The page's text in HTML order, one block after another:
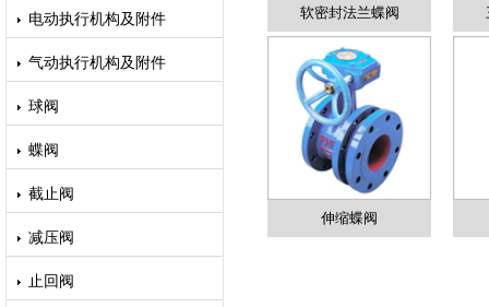
电动执行机构及附件
气动执行机构及附件
球阀
蝶阀
截止阀
减压阀
止回阀
软密封法兰蝶阀
伸缩蝶阀